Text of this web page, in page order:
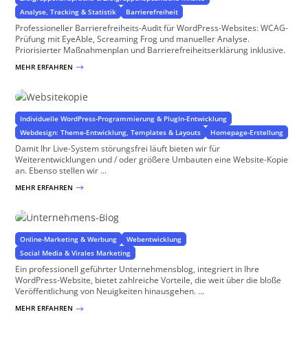
Analyse, Tracking & Statistik
Barrierefreiheit
Professioneller Barrierefreiheits-Audit für WordPress-Websites: WCAG-
Prüfung mit EyeAble, Screaming Frog und manueller Analyse.
Priorisierter Maßnahmenplan und Barrierefreiheitserklärung inklusive.
MEHR ERFAHREN $
für Professionelles Arbeiten in Komplexen Websites
Individuelle WordPress-Programmierung & PlugIn-Entwicklung
Webdesign: Theme-Entwicklung, Templates & Layouts
Homepage-Erstellung
Damit Ihr Live-System störungsfrei läuft bieten wir für
Weiterentwicklungen und / oder größere Umbauten eine Website-Kopie
an. Ebenso stellen wir ...
MEHR ERFAHREN $
Mit News die gesamte Website aufwerten
Online-Marketing & Werbung
Webentwicklung
Social Media & Virales Marketing
Ein professionell geführter Unternehmensblog, integriert in Ihre
WordPress-Website, bietet zahlreiche Vorteile, die weit über die bloße
Veröffentlichung von Neuigkeiten hinausgehen. ...
MEHR ERFAHREN $